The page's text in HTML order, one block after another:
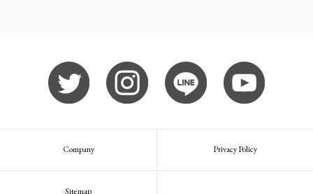
Company Privacy Policy
Sitemap